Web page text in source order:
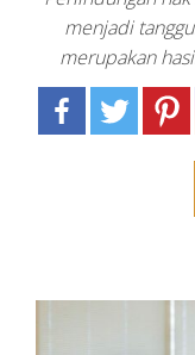
menjadi
merupakan